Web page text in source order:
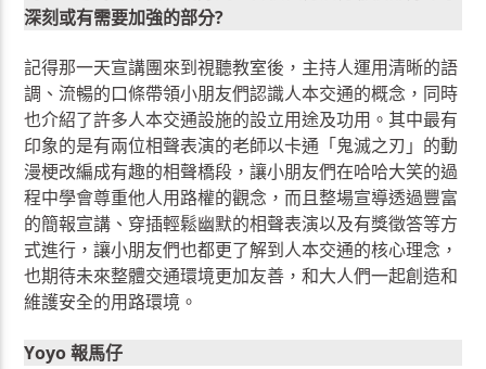
深刻或有需要加強的部分?
記得那一天宣講團來到視聽教室後，主持人運用清晰的語
調、流暢的口條帶領小朋友們認識人本交通的概念，同時
也介紹了許多人本交通設施的設立用途及功用。其中最有
印象的是有兩位相聲表演的老師以卡通「鬼滅之刃」的動
漫梗改編成有趣的相聲橋段，讓小朋友們在哈哈大笑的過
程中學會尊重他人用路權的觀念，而且整場宣導透過豐富
的簡報宣講、穿插輕鬆幽默的相聲表演以及有獎徵答等方
式進行，讓小朋友們也都更了解到人本交通的核心理念，
也期待未來整體交通環境更加友善，和大人們一起創造和
維護安全的用路環境。
Yoyo 報馬仔